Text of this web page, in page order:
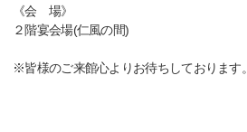
《会 場》
２階宴会場(仁風の間)
※皆様のご来館心よりお待ちしております。